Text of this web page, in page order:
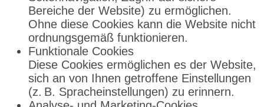
Bereiche der Website) zu ermöglichen.
Ohne diese Cookies kann die Website nicht
ordnungsgemäß funktionieren.
Funktionale Cookies
Diese Cookies ermöglichen es der Website,
sich an von Ihnen getroffene Einstellungen
(z. B. Spracheinstellungen) zu erinnern.